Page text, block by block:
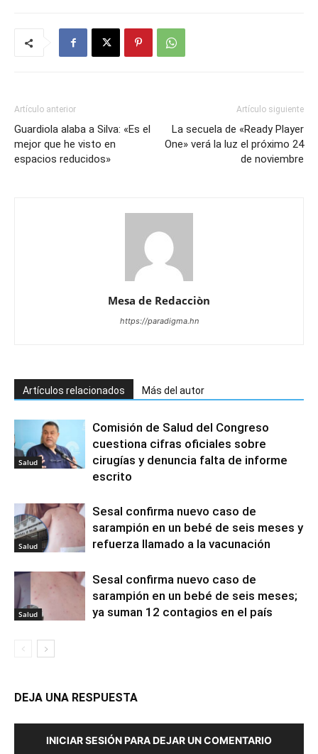
Artículo anterior
Guardiola alaba a Silva: «Es el
mejor que he visto en
espacios reducidos»
Artículo siguiente
La secuela de «Ready Player
One» verá la luz el próximo 24
de noviembre
Mesa de Redacciòn
https://paradigma.hn
Artículos relacionados Más del autor
Salud
Comisión de Salud del Congreso
cuestiona cifras oficiales sobre
cirugías y denuncia falta de informe
escrito
Salud
Sesal confirma nuevo caso de
sarampión en un bebé de seis meses y
refuerza llamado a la vacunación
Salud
Sesal confirma nuevo caso de
sarampión en un bebé de seis meses;
ya suman 12 contagios en el país
DEJA UNA RESPUESTA
INICIAR SESIÓN PARA DEJAR UN COMENTARIO